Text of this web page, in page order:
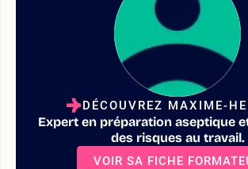
DÉCOUVREZ MAXIME-
Expert en préparation aseptique
des risques au travail.
VOIR SA FICHE